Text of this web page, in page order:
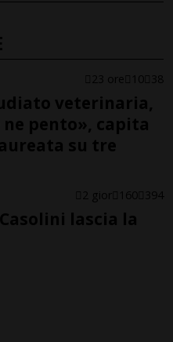
23 ore 10 38
veterinaria,
ne pento», capita
su tre
2 gior 160 394
lascia la